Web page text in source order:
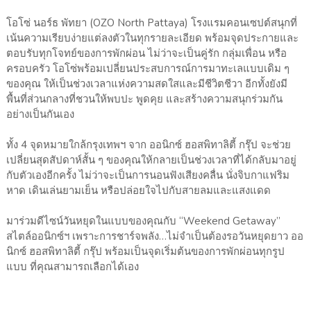
โอโซ่ นอร์ธ พัทยา (OZO North Pattaya) โรงแรมคอนเซปต์สนุกที่
เน้นความเรียบง่ายแต่ลงตัวในทุกรายละเอียด พร้อมจุดประกายและ
ตอบรับทุกโจทย์ของการพักผ่อน ไม่ว่าจะเป็นคู่รัก กลุ่มเพื่อน หรือ
ครอบครัว โอโซ่พร้อมเปลี่ยนประสบการณ์การมาทะเลแบบเดิม ๆ
ของคุณ ให้เป็นช่วงเวลาแห่งความสดใสและมีชีวิตชีวา อีกทั้งยังมี
พื้นที่ส่วนกลางที่ชวนให้พบปะ พูดคุย และสร้างความสนุกร่วมกัน
อย่างเป็นกันเอง
ทั้ง 4 จุดหมายใกล้กรุงเทพฯ จาก ออนิกซ์ ฮอสพิทาลิตี้ กรุ๊ป จะช่วย
เปลี่ยนสุดสัปดาห์สั้น ๆ ของคุณให้กลายเป็นช่วงเวลาที่ได้กลับมาอยู่
กับตัวเองอีกครั้ง ไม่ว่าจะเป็นการนอนฟังเสียงคลื่น นั่งจิบกาแฟริม
หาด เดินเล่นยามเย็น หรือปล่อยใจไปกับสายลมและแสงแดด
มาร่วมดีไซน์วันหยุดในแบบของคุณกับ “Weekend Getaway”
สไตล์ออนิกซ์ฯ เพราะการชาร์จพลัง…ไม่จำเป็นต้องรอวันหยุดยาว ออ
นิกซ์ ฮอสพิทาลิตี้ กรุ๊ป พร้อมเป็นจุดเริ่มต้นของการพักผ่อนทุกรูป
แบบ ที่คุณสามารถเลือกได้เอง